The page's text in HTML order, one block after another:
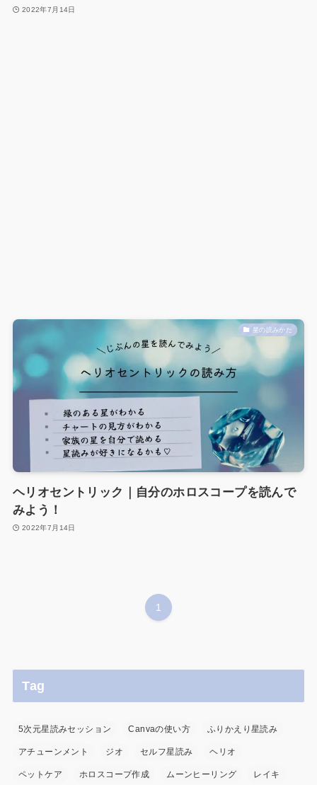
2022年7月14日
星の読みかた
ヘリオセントリック｜自分のホロスコープを読んで
みよう！
2022年7月14日
1
Tag
5次元星読みセッション Canvaの使い方 ふりかえり星読み
アチューンメント ジオ セルフ星読み ヘリオ
ペットケア ホロスコープ作成 ムーンヒーリング レイキ